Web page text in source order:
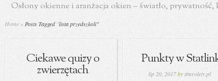
Osłony okienne i aranżacja okien – światło,
Home » Posts Tagged "lista przedszkoli"
Ciekawe quizy o
zwierzętach
Punkty w
lip 20, 2017bytimrolety.pl